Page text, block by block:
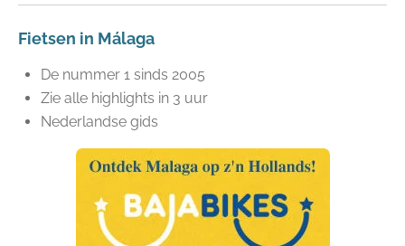
Fietsen in Málaga
De nummer 1 sinds 2005
Zie alle highlights in 3 uur
Nederlandse gids